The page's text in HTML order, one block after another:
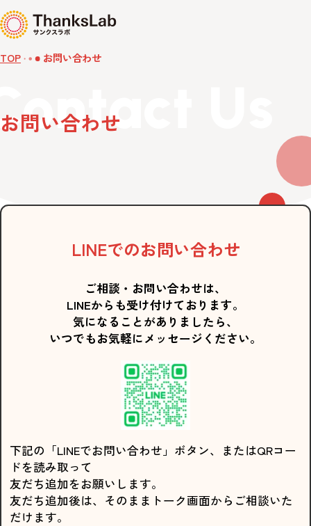
TOP お問い合わせ
Us
お問い合わせ
LINEでのお問い合わせ
ご相談・お問い合わせは、
LINEからも受け付けております。
気になることがありましたら、
いつでもお気軽にメッセージください。
下記の「LINEでお問い合わせ」ボタン、またはQRコー
ドを読み取って
友だち追加をお願いします。
友だち追加後は、そのままトーク画面からご相談いた
だけます。